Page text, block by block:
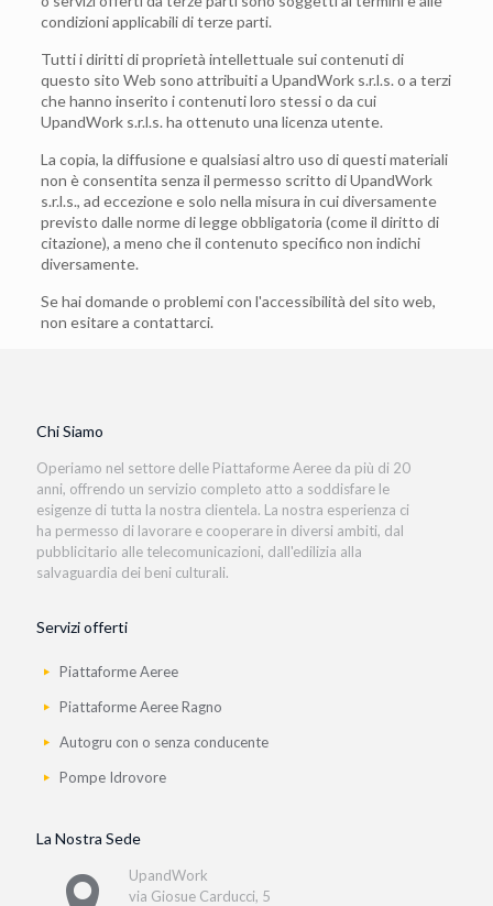
condizioni applicabili di terze parti.
Tutti i diritti di proprietà intellettuale sui contenuti di
questo sito Web sono attribuiti a UpandWork s.r.l.s. o a terzi
che hanno inserito i contenuti loro stessi o da cui
UpandWork s.r.l.s. ha ottenuto una licenza utente.
La copia, la diffusione e qualsiasi altro uso di questi materiali
non è consentita senza il permesso scritto di UpandWork
s.r.l.s., ad eccezione e solo nella misura in cui diversamente
previsto dalle norme di legge obbligatoria (come il diritto di
citazione), a meno che il contenuto specifico non indichi
diversamente.
Se hai domande o problemi con l'accessibilità del sito web,
non esitare a contattarci.
Chi Siamo
Operiamo nel settore delle Piattaforme Aeree da più di 20
anni, offrendo un servizio completo atto a soddisfare le
esigenze di tutta la nostra clientela. La nostra esperienza ci
ha permesso di lavorare e cooperare in diversi ambiti, dal
pubblicitario alle telecomunicazioni, dall'edilizia alla
salvaguardia dei beni culturali.
Servizi offerti
Piattaforme Aeree
Piattaforme Aeree Ragno
Autogru con o senza conducente
Pompe Idrovore
La Nostra Sede
UpandWork
via Giosue Carducci, 5